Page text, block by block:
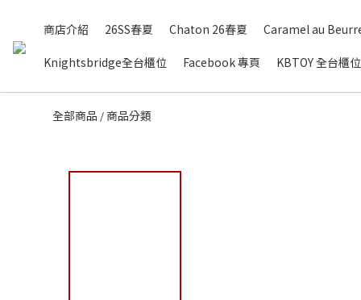
商店介紹 26SS春夏 Chaton 26春夏 Caramel au
Knightsbridge全台櫃位 Facebook 專頁 KBTOY 全台櫃位
全部商品 /商品分類